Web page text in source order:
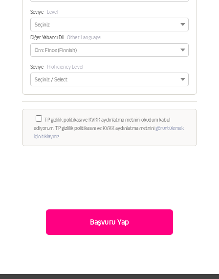
Seviye Level
Diğer Yabancı Dil Other Language
Seviye Proficiency Level
TP gizlilik politikası ve KVKK aydınlatma metnini okudum kabul
ediyorum. TP gizlilik politikasını ve KVKK aydınlatma metninigörüntülemek
için tıklayınız.